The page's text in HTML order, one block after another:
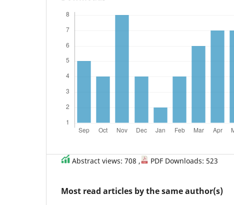
Abstract views: 708 , PDF Downloads: 523
Most read articles by the same author(s)